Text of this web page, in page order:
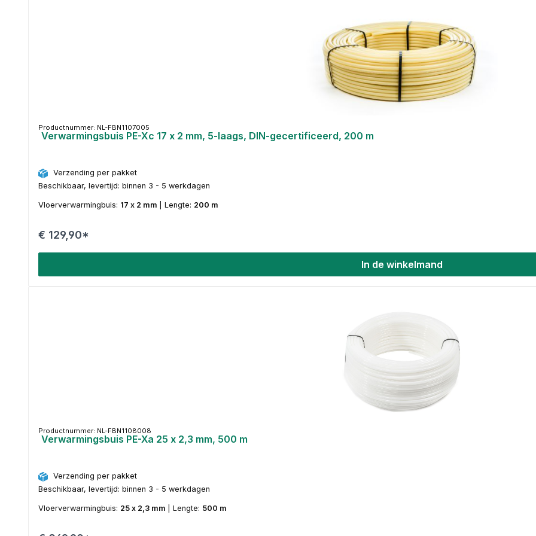
Productnummer: NL-FBN1107005
Verwarmingsbuis PE-Xc 17 x 2 mm, 5-laags, DIN-gecertificeerd, 200 m
Verzending per pakket
Beschikbaar, levertijd: binnen 3 - 5 werkdagen
Vloerverwarmingbuis: 17 x 2 mm Lengte: 200 m
€ 129,90*
In de winkelmand
Productnummer: NL-FBN1108008
Verwarmingsbuis PE-Xa 25 x 2,3 mm, 500 m
Verzending per pakket
Beschikbaar, levertijd: binnen 3 - 5 werkdagen
Vloerverwarmingbuis: 25 x 2,3 mm Lengte: 500 m